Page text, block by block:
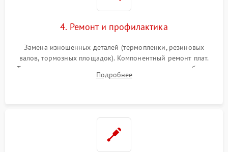
4. Ремонт и профилактика
Замена изношенных деталей (термопленки, резиновых
валов, тормозных площадок). Компонентный ремонт плат.
Тщательная очистка тракта печати, контактов и линз блока
лазера (LSU) от просыпанного тонера и пыли.
Подробнее